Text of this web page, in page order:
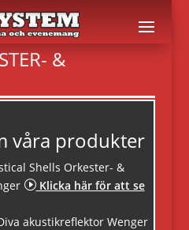
&
våra produkter
Shells Orkester- &
IKlicka här för att se
akustikreflektor Wenger